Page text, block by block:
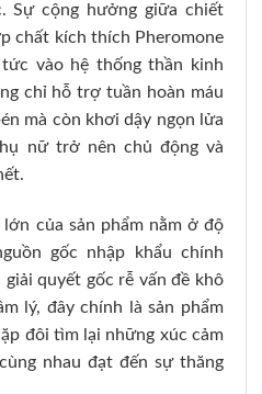
Sự cộng hưởng giữa chiết
chất kích thích Pheromone
vào hệ thống thần kinh
chỉ hỗ trợ tuần hoàn máu
mà còn khơi dậy ngọn lửa
nữ trở nên chủ động và
lớn của sản phẩm nằm ở độ
gốc nhập khẩu chính
giải quyết gốc rễ vấn đề khô
lý, đây chính là sản phẩm
đôi tìm lại những xúc cảm
nhau đạt đến sự thăng